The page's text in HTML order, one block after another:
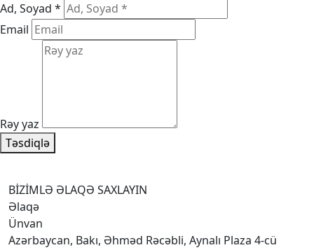
Ad, Soyad *
Email
Rəy yaz
Təsdiqlə
BİZİMLƏ ƏLAQƏ SAXLAYIN
Əlaqə
Ünvan
Azərbaycan, Bakı, Əhməd Rəcəbli, Aynalı Plaza 4-cü